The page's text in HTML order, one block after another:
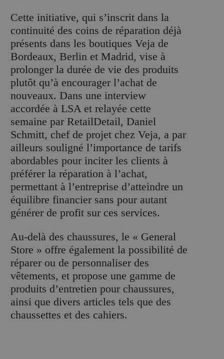
Cette initiative, qui s’inscrit dans la
continuité des coins de réparation déjà
présents dans les boutiques Veja de
Bordeaux, Berlin et Madrid, vise à
prolonger la durée de vie des produits
plutôt qu’à encourager l’achat de
nouveaux. Dans une interview
accordée à LSA et relayée cette
semaine par RetailDetail, Daniel
Schmitt, chef de projet chez Veja, a par
ailleurs souligné l’importance de tarifs
abordables pour inciter les clients à
préférer la réparation à l’achat,
permettant à l’entreprise d’atteindre un
équilibre financier sans pour autant
générer de profit sur ces services.
Au-delà des chaussures, le « General
Store » offre également la possibilité de
réparer ou de personnaliser des
vêtements, et propose une gamme de
produits d’entretien pour chaussures,
ainsi que divers articles tels que des
chaussettes et des cahiers.